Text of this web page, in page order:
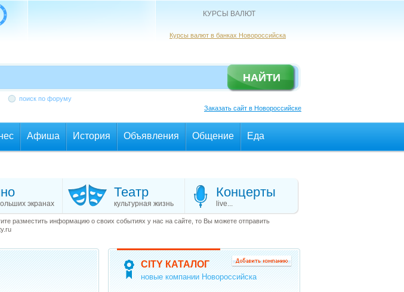
КУРСЫ ВАЛЮТ
Курсы валют в банках Новороссийска
поиск по форуму
Заказать сайт в Новороссийске
Афиша История Объявления Общение Еда
экранах
Театр
культурная жизнь
Концерты
live...
разместить информацию о своих событиях у нас на сайте, то Вы можете отправить
CITY КАТАЛОГ
новые компании Новороссийска